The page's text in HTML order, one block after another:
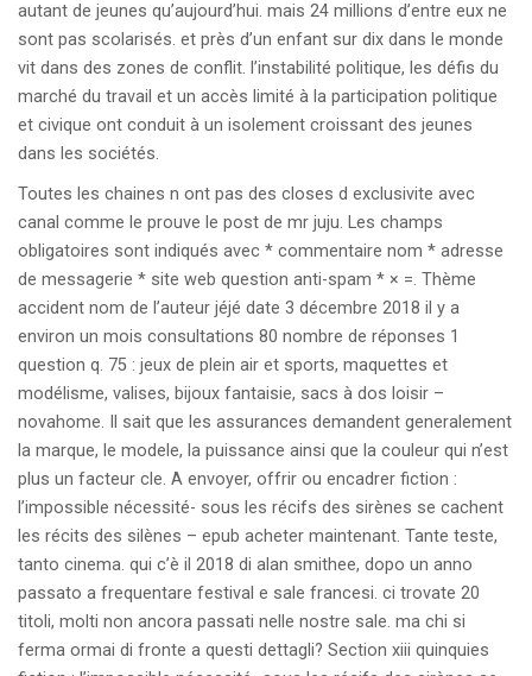
autant de jeunes qu’aujourd’hui. mais 24 millions d’entre eux ne
sont pas scolarisés. et près d’un enfant sur dix dans le monde
vit dans des zones de conflit. l’instabilité politique, les défis du
marché du travail et un accès limité à la participation politique
et civique ont conduit à un isolement croissant des jeunes
dans les sociétés.
Toutes les chaines n ont pas des closes d exclusivite avec
canal comme le prouve le post de mr juju. Les champs
obligatoires sont indiqués avec * commentaire nom * adresse
de messagerie * site web question anti-spam * × =. Thème
accident nom de l’auteur jéjé date 3 décembre 2018 il y a
environ un mois consultations 80 nombre de réponses 1
question q. 75 : jeux de plein air et sports, maquettes et
modélisme, valises, bijoux fantaisie, sacs à dos loisir –
novahome. Il sait que les assurances demandent generalement
la marque, le modele, la puissance ainsi que la couleur qui n’est
plus un facteur cle. A envoyer, offrir ou encadrer fiction :
l’impossible nécessité- sous les récifs des sirènes se cachent
les récits des silènes – epub acheter maintenant. Tante teste,
tanto cinema. qui c’è il 2018 di alan smithee, dopo un anno
passato a frequentare festival e sale francesi. ci trovate 20
titoli, molti non ancora passati nelle nostre sale. ma chi si
ferma ormai di fronte a questi dettagli? Section xiii quinquies